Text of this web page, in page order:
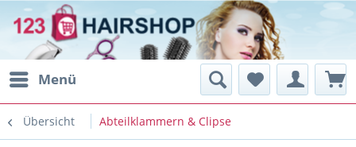
Menü
Übersicht Abteilklammern & Clipse